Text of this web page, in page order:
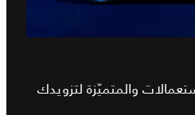
والمتميّزة لتزويدك